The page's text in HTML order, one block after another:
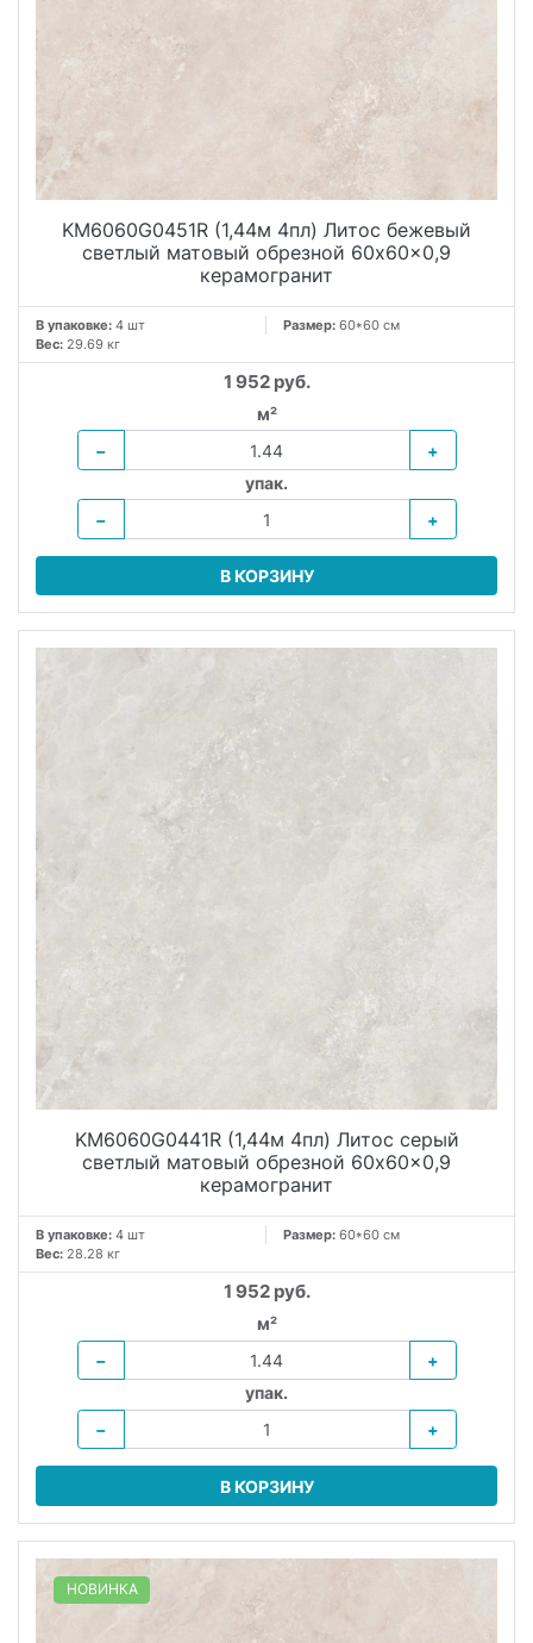
KM6060G0451R (1,44м 4пл) Литос бежевый
светлый матовый обрезной 60x60x0,9
керамогранит
В упаковке: 4 шт Размер: 60*60 см
Вес: 29.69 кг
1 952 руб.
м²
−
+
упак.
−
+
В КОРЗИНУ
KM6060G0441R (1,44м 4пл) Литос серый
светлый матовый обрезной 60x60x0,9
керамогранит
В упаковке: 4 шт Размер: 60*60 см
Вес: 28.28 кг
1 952 руб.
м²
−
+
упак.
−
+
В КОРЗИНУ
НОВИНКА